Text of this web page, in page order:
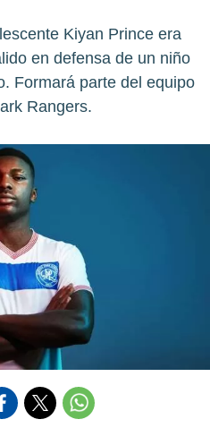
Kiyan Prince era
en defensa de un niño
Formará parte del equipo
Rangers.